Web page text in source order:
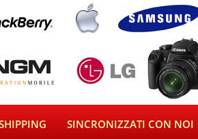
SINCRONIZZATI CON NOI